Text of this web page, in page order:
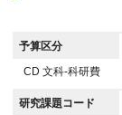
予算区分
CD 文科-科研費
研究課題コード